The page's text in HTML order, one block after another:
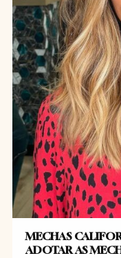
MECHAS
ADOTAR AS